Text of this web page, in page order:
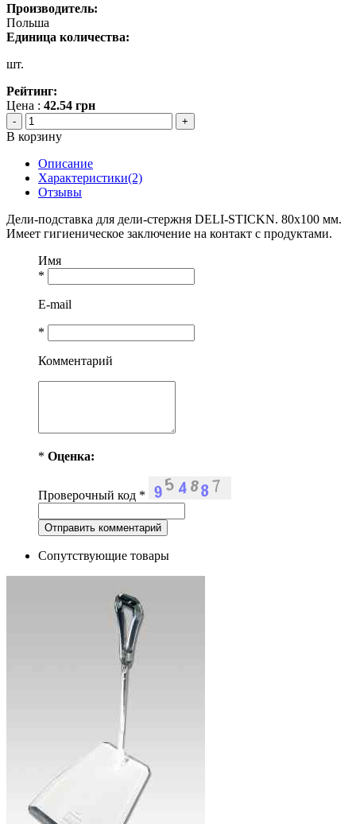
Производитель:
Польша
Единица количества:
шт.
Рейтинг:
Цена : 42.54 грн
- +
В корзину
Описание
Характеристики(2)
Отзывы
Дели-подставка для дели-стержня DELI-STICKN. 80х100 мм.
Имеет гигиеническое заключение на контакт с продуктами.
Имя
*
E-mail
*
Комментарий
* Оценка:
Проверочный код *
Сопутствующие товары